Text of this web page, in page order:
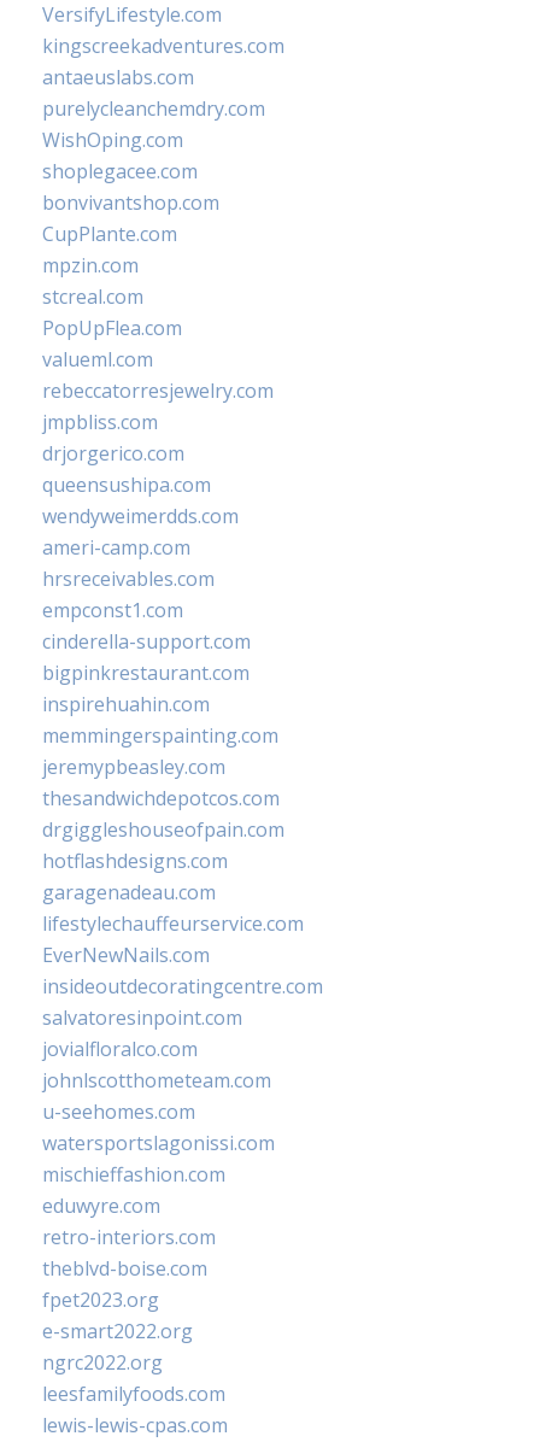
VersifyLifestyle.com
kingscreekadventures.com
antaeuslabs.com
purelycleanchemdry.com
WishOping.com
shoplegacee.com
bonvivantshop.com
CupPlante.com
mpzin.com
stcreal.com
PopUpFlea.com
valueml.com
rebeccatorresjewelry.com
jmpbliss.com
drjorgerico.com
queensushipa.com
wendyweimerdds.com
ameri-camp.com
hrsreceivables.com
empconst1.com
cinderella-support.com
bigpinkrestaurant.com
inspirehuahin.com
memmingerspainting.com
jeremypbeasley.com
thesandwichdepotcos.com
drgiggleshouseofpain.com
hotflashdesigns.com
garagenadeau.com
lifestylechauffeurservice.com
EverNewNails.com
insideoutdecoratingcentre.com
salvatoresinpoint.com
jovialfloralco.com
johnlscotthometeam.com
u-seehomes.com
watersportslagonissi.com
mischieffashion.com
eduwyre.com
retro-interiors.com
theblvd-boise.com
fpet2023.org
e-smart2022.org
ngrc2022.org
leesfamilyfoods.com
lewis-lewis-cpas.com